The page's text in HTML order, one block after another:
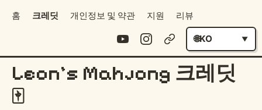
홈 크레딧 개인정보 및 약관 지원 리뷰
KO
Leon's Mahjong 크레딧
🀄️